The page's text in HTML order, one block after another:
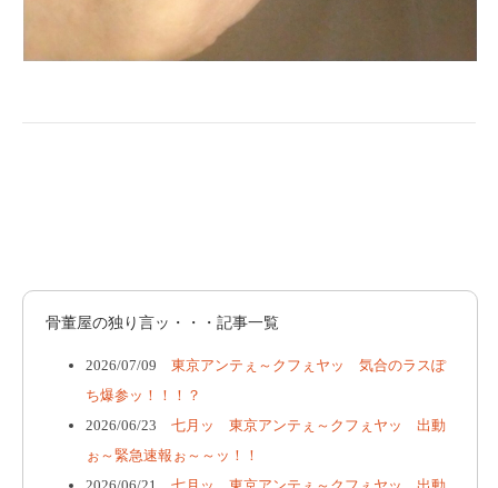
骨董屋の独り言ッ・・・記事一覧
2026/07/09 東京アンテぇ～クフぇヤッ 気合のラスぽ
ち爆参ッ！！！？
2026/06/23 七月ッ 東京アンテぇ～クフぇヤッ 出動
ぉ～緊急速報ぉ～～ッ！！